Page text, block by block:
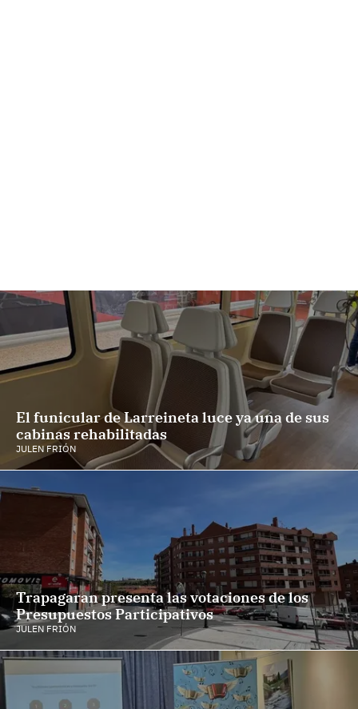
El funicular de Larreineta luce ya una de sus
cabinas rehabilitadas
JULEN FRIÓN
Trapagaran presenta las votaciones de los
Presupuestos Participativos
JULEN FRIÓN